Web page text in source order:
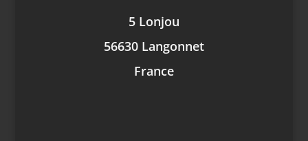
5 Lonjou
56630 Langonnet
France